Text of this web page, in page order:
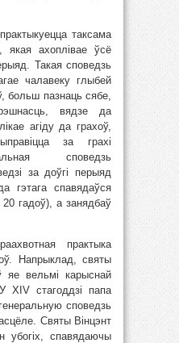
таксама
якая ахоплівае ўсё
Такая споведзь
чалавеку глыбей
пазнаць сябе,
вядзе да
агіду да грахоў,
за грахі
споведзь
за доўгі перыяд
гэтага спавядаўся
гадоў), а занядбаў
практыка
Напрыклад, святы
яе вельмі карыснай
стагоддзі папа
споведзь
Святы Вінцэнт
убогіх, спавядаючы